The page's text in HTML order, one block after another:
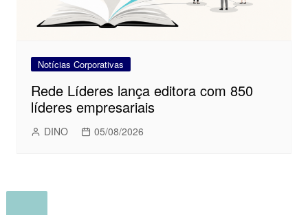
Notícias Corporativas
Rede Líderes lança editora com 850
líderes empresariais
DINO 05/08/2026